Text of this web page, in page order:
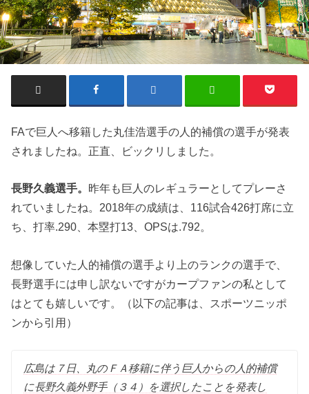
FAで巨人へ移籍した丸佳浩選手の人的補償の選手が発表
されましたね。正直、ビックリしました。
長野久義選手。 昨年も巨人のレギュラーとしてプレーさ
れていましたね。2018年の成績は、116試合426打席に立
ち、打率.290、本塁打13、OPSは.792。
想像していた人的補償の選手より上のランクの選手で、
長野選手には申し訳ないですがカープファンの私として
はとても嬉しいです。（以下の記事は、スポーツニッポ
ンから引用）
広島は７日、丸のＦＡ移籍に伴う巨人からの人的補償
に長野久義外野手（３４）を選択したことを発表し